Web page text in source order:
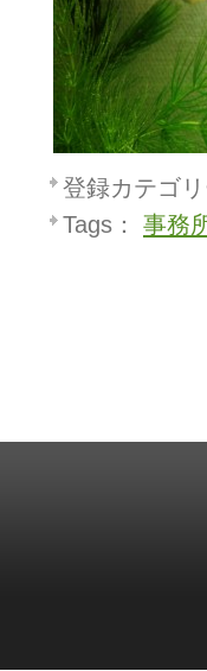
登録カテゴリ
Tags： 事務